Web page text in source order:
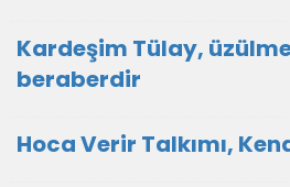
Kardeşim Tülay,
beraberdir
Hoca Verir Talkımı,